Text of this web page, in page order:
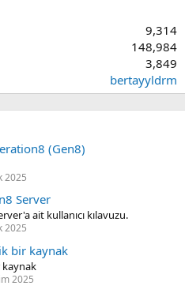
9,314
148,984
3,849
bertayyldrm
(Gen8)
2025
Server
ait kullanıcı kılavuzu.
2025
bir kaynak
kaynak
2025